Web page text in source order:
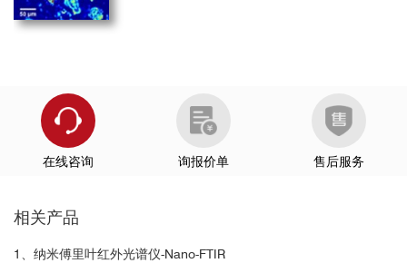
高分子膜缺陷。左：尺寸为240 µm的两层薄层上缺陷的光学图像；
右：在无缺陷处（红色）和缺陷处（蓝色）的样品的IR谱图，998 cm-1
处为of isotactic polypropylene 的特征红外吸收峰
Video-rate Mid-infrared Photothermal Imaging by Single Pulse Photothermal
Detection per Pixel. Xin, J. et al.bioRxiv, 2023
Life Science
Microfluidics as a Ray of Hope for Microplastic Pollution. Ece, E. et al.biosens
ors, 2023
https://qd-china.com/zh/jsonline/detail/2101191781473
https://qd-china.com/zh/jsonline/detail/2007201097890
在线咨询 询报价单 售后服务
相关产品
1、纳米傅里叶红外光谱仪-Nano-FTIR